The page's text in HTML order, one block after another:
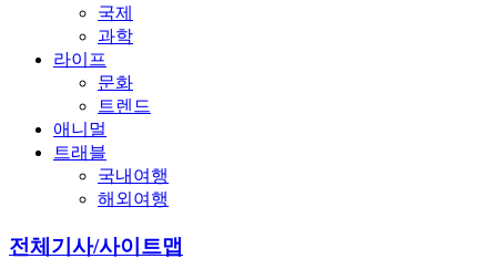
국제
과학
라이프
문화
트렌드
애니멀
트래블
국내여행
해외여행
전체기사/사이트맵